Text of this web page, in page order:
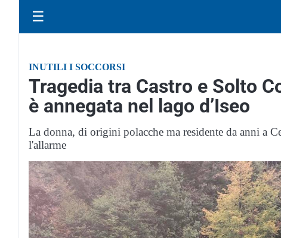
☰
INUTILI I SOCCORSI
Tragedia tra Castro e Solto
è annegata nel lago d’Iseo
La donna, di origini polacche ma residente da anni a
l'allarme